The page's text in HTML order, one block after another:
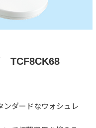
TCF8CK68
ンダードなウォシュレ